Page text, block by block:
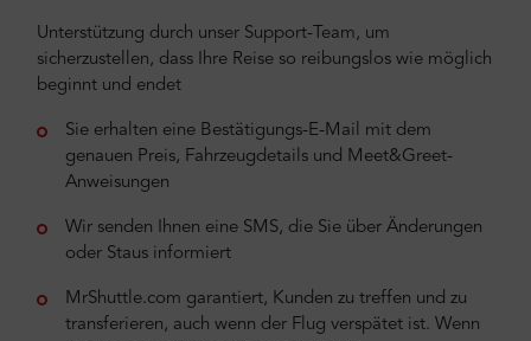
Unterstützung durch unser Support-Team, um
sicherzustellen, dass Ihre Reise so reibungslos wie möglich
beginnt und endet
Sie erhalten eine Bestätigungs-E-Mail mit dem
genauen Preis, Fahrzeugdetails und Meet&Greet-
Anweisungen
Wir senden Ihnen eine SMS, die Sie über Änderungen
oder Staus informiert
MrShuttle.com garantiert, Kunden zu treffen und zu
transferieren, auch wenn der Flug verspätet ist. Wenn